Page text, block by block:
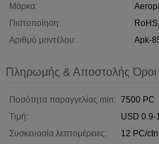
Μάρκα:
Πιστοποίηση:
Αριθμό μοντέλου:
Apk-
Πληρωμής & Αποστολής Όροι
Ποσότητα παραγγελίας min: 7500 PC
Τιμή:
USD 0.9-
Συσκευασία λεπτομέρειες:
12 PC/